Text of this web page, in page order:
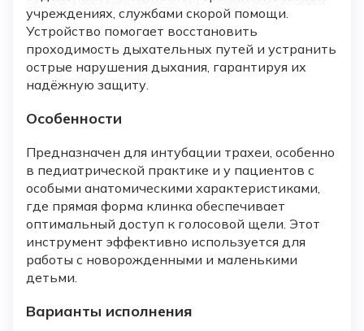
учреждениях, службами скорой помощи.
Устройство помогает восстановить
проходимость дыхательных путей и устранить
острые нарушения дыхания, гарантируя их
надёжную защиту.
Особенности
Предназначен для интубации трахеи, особенно
в педиатрической практике и у пациентов с
особыми анатомическими характеристиками,
где прямая форма клинка обеспечивает
оптимальный доступ к голосовой щели. Этот
инструмент эффективно используется для
работы с новорожденными и маленькими
детьми.
Варианты исполнения